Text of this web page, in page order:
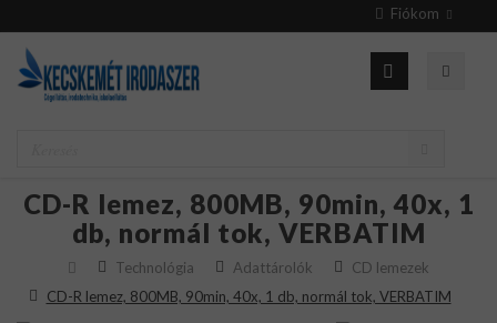
Fiókom
CD-R lemez, 800MB, 90min, 40x, 1
db, normál tok, VERBATIM
Technológia Adattárolók
CD lemezek
CD-R lemez, 800MB, 90min, 40x, 1 db, normál tok, VERBATIM